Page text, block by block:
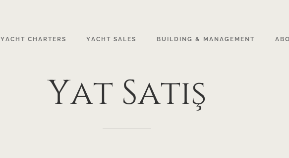
YACHT CHARTERS YACHT SALES BUILDING & MANAGEMENT
Yat Satış